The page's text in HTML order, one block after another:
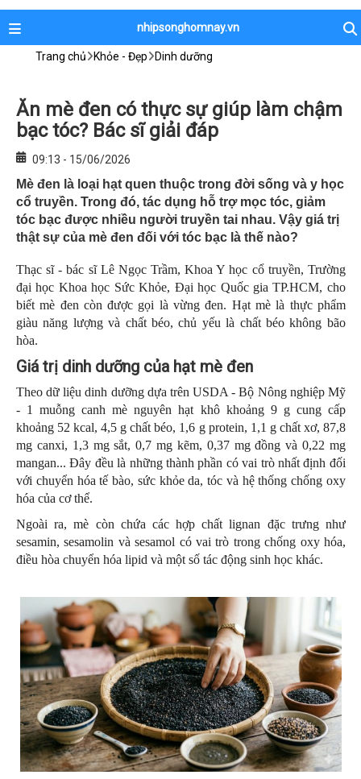
nhipsonghomnay.vn
Trang chủ Khỏe - Đẹp Dinh dưỡng
Ăn mè đen có thực sự giúp làm chậm
bạc tóc? Bác sĩ giải đáp
09:13 - 15/06/2026
Mè đen là loại hạt quen thuộc trong đời sống và y học
cổ truyền. Trong đó, tác dụng hỗ trợ mọc tóc, giảm
tóc bạc được nhiều người truyền tai nhau. Vậy giá trị
thật sự của mè đen đối với tóc bạc là thế nào?
Thạc sĩ - bác sĩ Lê Ngọc Trầm, Khoa Y học cổ truyền, Trường
đại học Khoa học Sức Khỏe, Đại học Quốc gia TP.HCM, cho
biết mè đen còn được gọi là vừng đen. Hạt mè là thực phẩm
giàu năng lượng và chất béo, chủ yếu là chất béo không bão
hòa.
Giá trị dinh dưỡng của hạt mè đen
Theo dữ liệu dinh dưỡng dựa trên USDA - Bộ Nông nghiệp Mỹ
- 1 muỗng canh mè nguyên hạt khô khoảng 9 g cung cấp
khoảng 52 kcal, 4,5 g chất béo, 1,6 g protein, 1,1 g chất xơ, 87,8
mg canxi, 1,3 mg sắt, 0,7 mg kẽm, 0,37 mg đồng và 0,22 mg
mangan... Đây đều là những thành phần có vai trò nhất định đối
với chuyển hóa tế bào, sức khỏe da, tóc và hệ thống chống oxy
hóa của cơ thể.
Ngoài ra, mè còn chứa các hợp chất lignan đặc trưng như
sesamin, sesamolin và sesamol có vai trò trong chống oxy hóa,
điều hòa chuyển hóa lipid và một số tác động sinh học khác.